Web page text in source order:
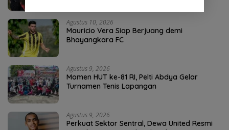
Agustus 10, 2026
Mauricio Vera Siap Berjuang demi
Bhayangkara FC
Agustus 9, 2026
Momen HUT ke-81 RI, Pelti Abdya Gelar
Turnamen Tenis Lapangan
Agustus 9, 2026
Perkuat Sektor Sentral, Dewa United Resmi